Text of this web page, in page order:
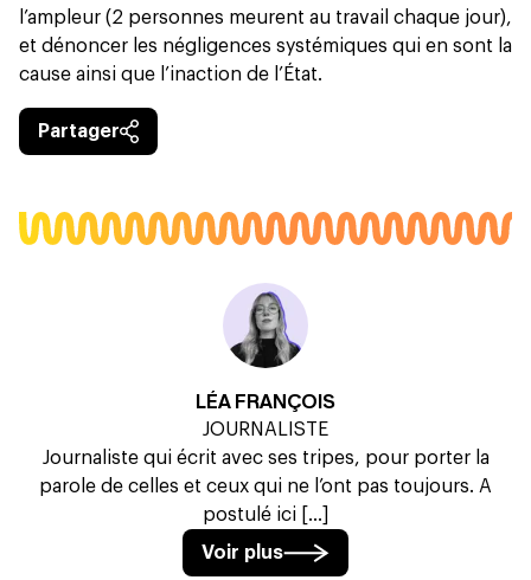
l’ampleur (2 personnes meurent au travail chaque jour),
et dénoncer les négligences systémiques qui en sont la
cause ainsi que l’inaction de l’État.
Partager
LÉA FRANÇOIS
JOURNALISTE
Journaliste qui écrit avec ses tripes, pour porter la
parole de celles et ceux qui ne l’ont pas toujours. A
postulé ici [...]
Voir plus